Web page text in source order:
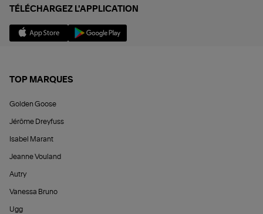
TÉLÉCHARGEZ L'APPLICATION
TOP MARQUES
Golden Goose
Jérôme Dreyfuss
Isabel Marant
Jeanne Vouland
Autry
Vanessa Bruno
Ugg